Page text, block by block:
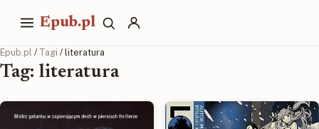
Epub.pl
Epub.pl / Tagi / literatura
Tag: literatura